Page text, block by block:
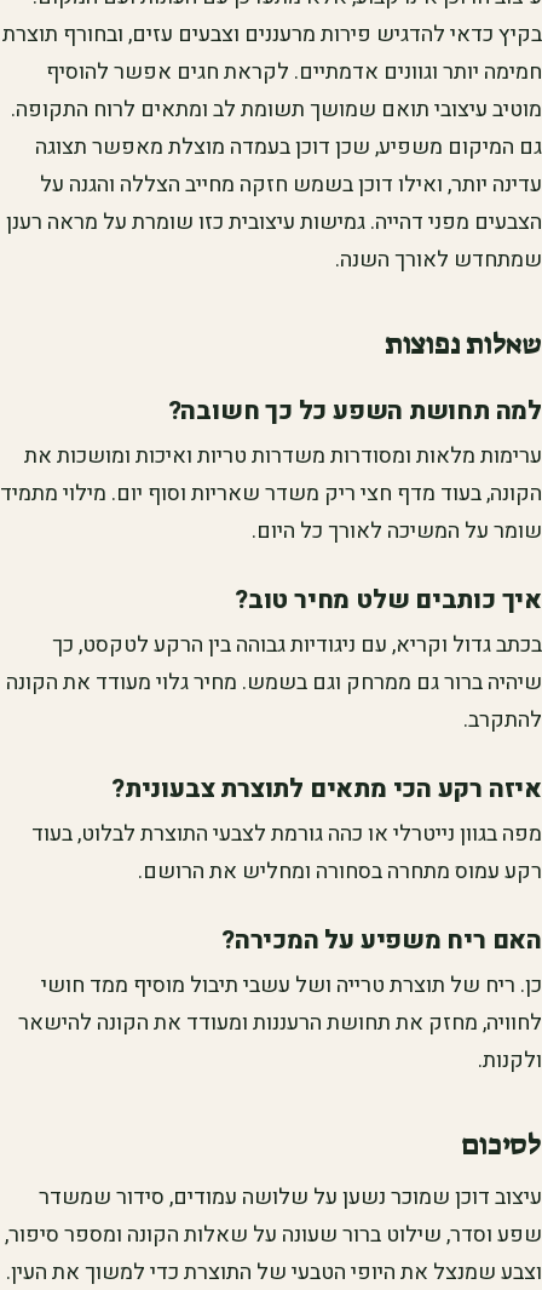
בקיץ כדאי להדגיש פירות מרעננים וצבעים עזים, ובחורף תוצרת
חמימה יותר וגוונים אדמתיים. לקראת חגים אפשר להוסיף
מוטיב עיצובי תואם שמושך תשומת לב ומתאים לרוח התקופה.
גם המיקום משפיע, שכן דוכן בעמדה מוצלת מאפשר תצוגה
עדינה יותר, ואילו דוכן בשמש חזקה מחייב הצללה והגנה על
הצבעים מפני דהייה. גמישות עיצובית כזו שומרת על מראה רענן
שמתחדש לאורך השנה.
שאלות נפוצות
למה תחושת השפע כל כך חשובה?
ערימות מלאות ומסודרות משדרות טריות ואיכות ומושכות את
הקונה, בעוד מדף חצי ריק משדר שאריות וסוף יום. מילוי מתמיד
שומר על המשיכה לאורך כל היום.
איך כותבים שלט מחיר טוב?
בכתב גדול וקריא, עם ניגודיות גבוהה בין הרקע לטקסט, כך
שיהיה ברור גם ממרחק וגם בשמש. מחיר גלוי מעודד את הקונה
להתקרב.
איזה רקע הכי מתאים לתוצרת צבעונית?
מפה בגוון נייטרלי או כהה גורמת לצבעי התוצרת לבלוט, בעוד
רקע עמוס מתחרה בסחורה ומחליש את הרושם.
האם ריח משפיע על המכירה?
כן. ריח של תוצרת טרייה ושל עשבי תיבול מוסיף ממד חושי
לחוויה, מחזק את תחושת הרעננות ומעודד את הקונה להישאר
ולקנות.
לסיכום
עיצוב דוכן שמוכר נשען על שלושה עמודים, סידור שמשדר
שפע וסדר, שילוט ברור שעונה על שאלות הקונה ומספר סיפור,
וצבע שמנצל את היופי הטבעי של התוצרת כדי למשוך את העין.